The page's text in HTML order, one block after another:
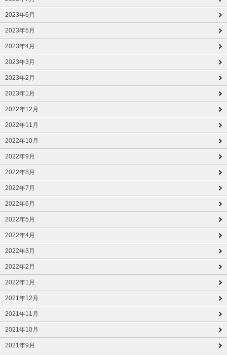
2023年6月
2023年5月
2023年4月
2023年3月
2023年2月
2023年1月
2022年12月
2022年11月
2022年10月
2022年9月
2022年8月
2022年7月
2022年6月
2022年5月
2022年4月
2022年3月
2022年2月
2022年1月
2021年12月
2021年11月
2021年10月
2021年9月